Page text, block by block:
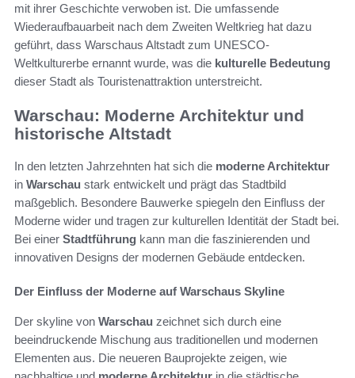
mit ihrer Geschichte verwoben ist. Die umfassende
Wiederaufbauarbeit nach dem Zweiten Weltkrieg hat dazu
geführt, dass Warschaus Altstadt zum UNESCO-
Weltkulturerbe ernannt wurde, was die kulturelle Bedeutung
dieser Stadt als Touristenattraktion unterstreicht.
Warschau: Moderne Architektur und
historische Altstadt
In den letzten Jahrzehnten hat sich die moderne Architektur
in Warschau stark entwickelt und prägt das Stadtbild
maßgeblich. Besondere Bauwerke spiegeln den Einfluss der
Moderne wider und tragen zur kulturellen Identität der Stadt bei.
Bei einer Stadtführung kann man die faszinierenden und
innovativen Designs der modernen Gebäude entdecken.
Der Einfluss der Moderne auf Warschaus Skyline
Der skyline von Warschau zeichnet sich durch eine
beeindruckende Mischung aus traditionellen und modernen
Elementen aus. Die neueren Bauprojekte zeigen, wie